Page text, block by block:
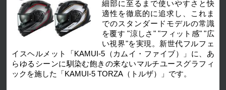
細部に至るまで使いやすさと快
適性を徹底的に追求し、これま
でのスタンダードモデルの常識
を覆す "涼しさ" "フィット感" "広
い視界"を実現。新世代フルフェ
イスヘルメット「KAMUI-5（カムイ・ファイブ）」に、あ
らゆるシーンに馴染む飽きの来ないマルチユースグラフィ
ックを施した「KAMUI-5 TORZA（トルザ）」です。